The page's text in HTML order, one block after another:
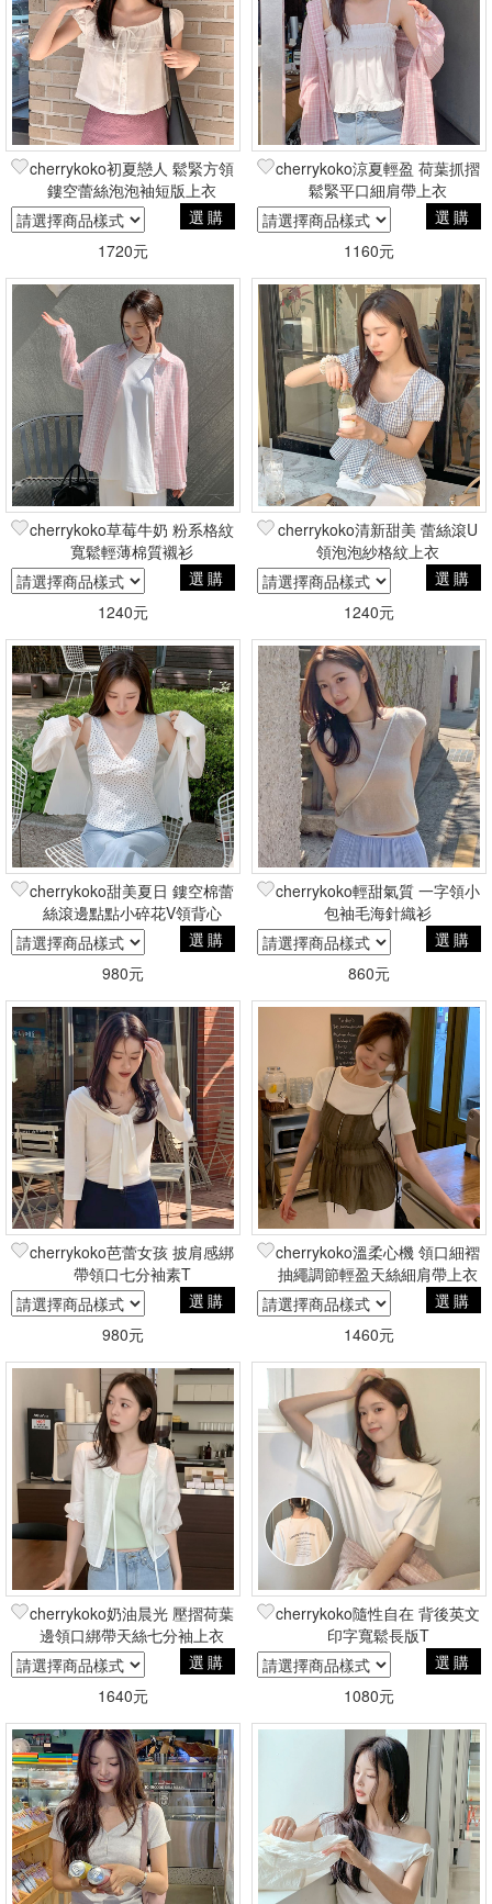
cherrykoko初夏戀人 鬆緊方領
鏤空蕾絲泡泡袖短版上衣
選購
1720元
cherrykoko涼夏輕盈 荷葉抓摺
鬆緊平口細肩帶上衣
選購
1160元
cherrykoko草莓牛奶 粉系格紋
寬鬆輕薄棉質襯衫
選購
1240元
cherrykoko清新甜美 蕾絲滾U
領泡泡紗格紋上衣
選購
1240元
cherrykoko甜美夏日 鏤空棉蕾
絲滾邊點點小碎花V領背心
選購
980元
cherrykoko輕甜氣質 一字領小
包袖毛海針織衫
選購
860元
cherrykoko芭蕾女孩 披肩感綁
帶領口七分袖素T
選購
980元
cherrykoko溫柔心機 領口細褶
抽繩調節輕盈天絲細肩帶上衣
選購
1460元
cherrykoko奶油晨光 壓摺荷葉
邊領口綁帶天絲七分袖上衣
選購
1640元
cherrykoko隨性自在 背後英文
印字寬鬆長版T
選購
1080元